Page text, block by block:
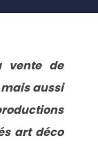
vente de
aussi
art déco